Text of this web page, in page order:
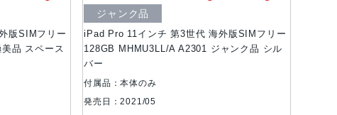
版SIMフリー
品 スペース
iPad Pro 11インチ 第3世代 海外版SIMフリー
128GB MHMU3LL/A A2301 ジャンク品 シル
バー
ジャンク品
付属品：本体のみ
発売日：2021/05